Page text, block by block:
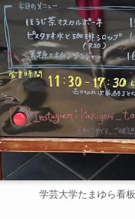
学芸大学たまゆら看板